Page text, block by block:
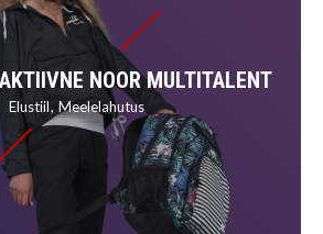
NOOR MULTITALENT
Elustiil Meelelahutus